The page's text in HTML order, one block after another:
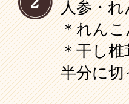
人参・
＊れん
＊干し
半分に